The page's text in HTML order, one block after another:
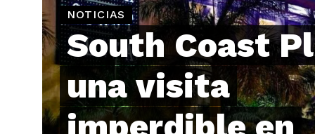
NOTICIAS
South Coast
una visita